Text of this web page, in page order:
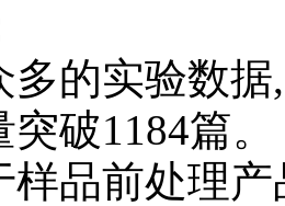
多的实验数
破1184篇。
样品前处理